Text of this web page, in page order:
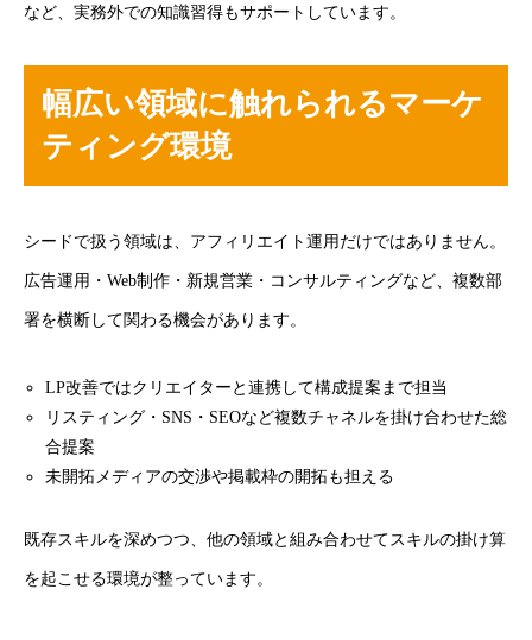
など、実務外での知識習得もサポートしています。
幅広い領域に触れられるマーケ
ティング環境
シードで扱う領域は、アフィリエイト運用だけではありません。
広告運用・Web制作・新規営業・コンサルティングなど、複数部
署を横断して関わる機会があります。
LP改善ではクリエイターと連携して構成提案まで担当
リスティング・SNS・SEOなど複数チャネルを掛け合わせた総
合提案
未開拓メディアの交渉や掲載枠の開拓も担える
既存スキルを深めつつ、他の領域と組み合わせてスキルの掛け算
を起こせる環境が整っています。